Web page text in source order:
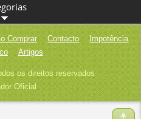
Comprar Contacto
Impotência
Artigos
os direitos reservados
Oficial